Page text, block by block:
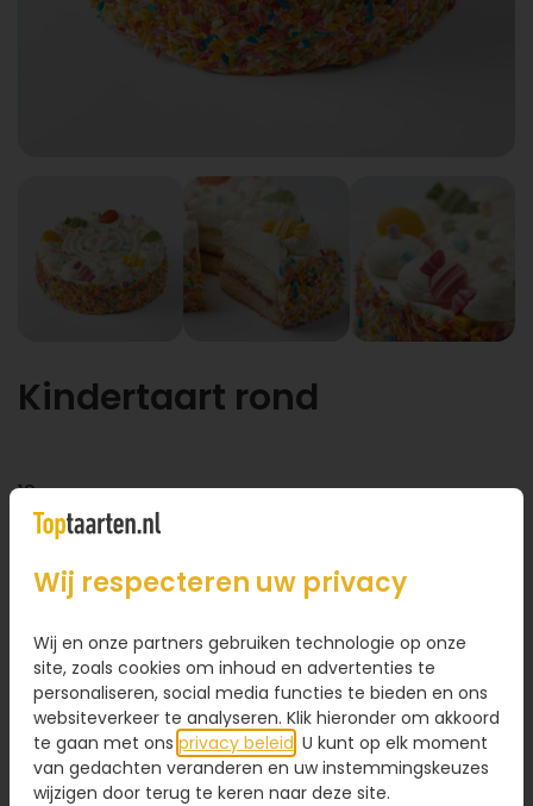
Kindertaart rond
10 personen
Voeg een kaart toe met jouw persoonlijke tekst
Voeg toe aan winkelwagen
Wij respecteren uw privacy
Wij en onze partners gebruiken technologie op onze
site, zoals cookies om inhoud en advertenties te
personaliseren, social media functies te bieden en ons
websiteverkeer te analyseren. Klik hieronder om akkoord
te gaan met ons privacy beleid . U kunt op elk moment
van gedachten veranderen en uw instemmingskeuzes
wijzigen door terug te keren naar deze site.